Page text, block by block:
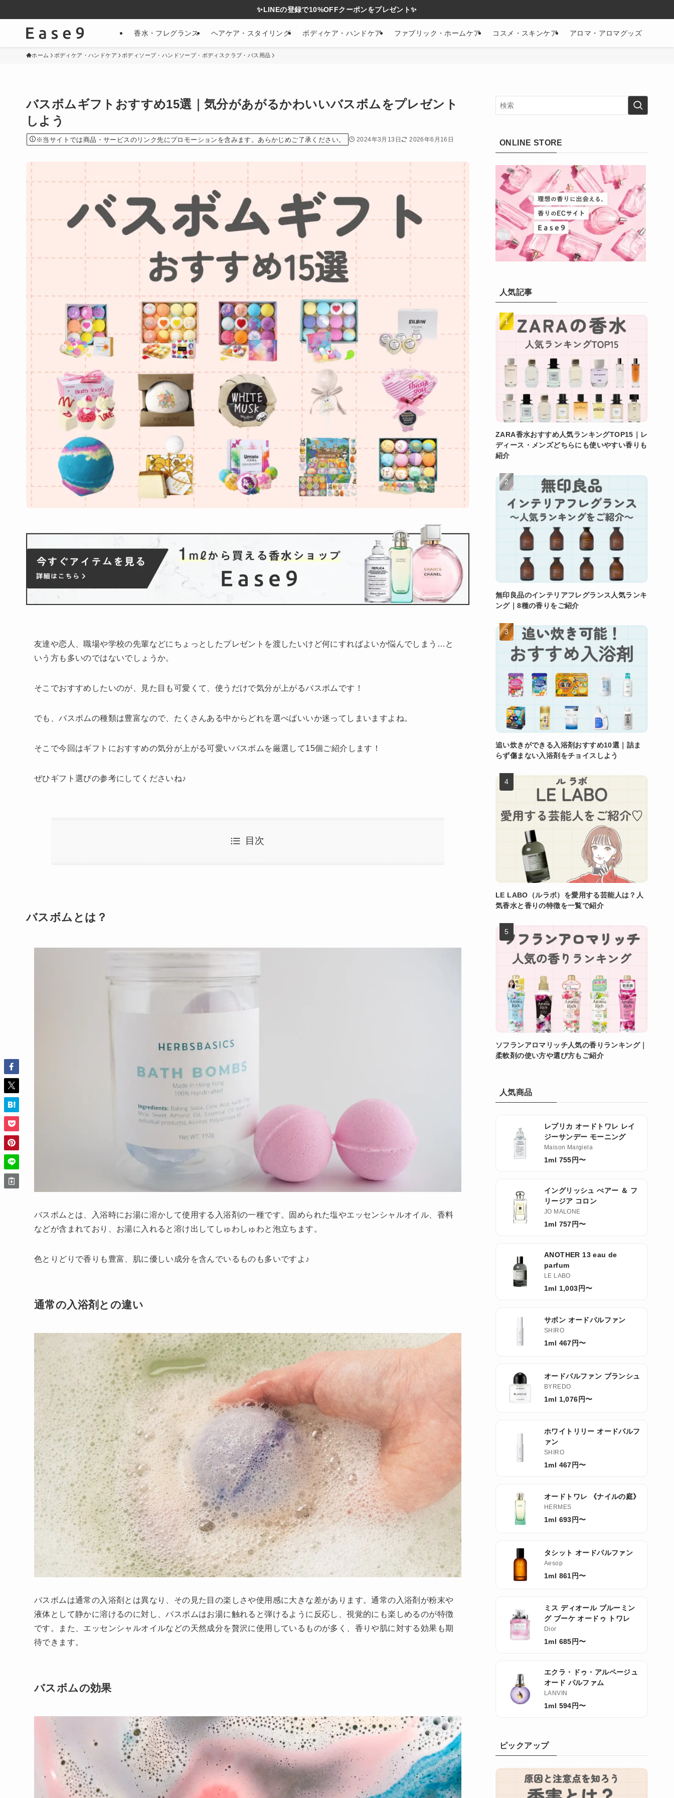
✨LINEの登録で10%OFFクーポンをプレゼント✨
香水・フレグランス ヘアケア・スタイリング ボディケア・ハンドケア ファブリック・ホームケア コスメ・スキンケア アロマ・アロマグッズ
ホーム ボディケア・ハンドケア ボディソープ・ハンドソープ・ボディスクラブ・バス用品
バスボムギフトおすすめ15選｜気分があがるかわいいバスボムをプレゼント
しよう
※当サイトでは商品・サービスのリンク先にプロモーションを含みます。あらかじめご了承ください。 2024年3月13日 2026年6月16日
友達や恋人、職場や学校の先輩などにちょっとしたプレゼントを渡したいけど何にすればよいか悩んでしまう…と
いう方も多いのではないでしょうか。
そこでおすすめしたいのが、見た目も可愛くて、使うだけで気分が上がるバスボムです！
でも、バスボムの種類は豊富なので、たくさんある中からどれを選べばいいか迷ってしまいますよね。
そこで今回はギフトにおすすめの気分が上がる可愛いバスボムを厳選して15個ご紹介します！
ぜひギフト選びの参考にしてくださいね♪
目次
バスボムとは？
バスボムとは、入浴時にお湯に溶かして使用する入浴剤の一種です。固められた塩やエッセンシャルオイル、香料
などが含まれており、お湯に入れると溶け出してしゅわしゅわと泡立ちます。
色とりどりで香りも豊富、肌に優しい成分を含んでいるものも多いですよ♪
通常の入浴剤との違い
バスボムは通常の入浴剤とは異なり、その見た目の楽しさや使用感に大きな差があります。通常の入浴剤が粉末や
液体として静かに溶けるのに対し、バスボムはお湯に触れると弾けるように反応し、視覚的にも楽しめるのが特徴
です。また、エッセンシャルオイルなどの天然成分を贅沢に使用しているものが多く、香りや肌に対する効果も期
待できます。
バスボムの効果
ONLINE STORE
人気記事
ZARA香水おすすめ人気ランキングTOP15｜レ
ディース・メンズどちらにも使いやすい香りも
紹介
無印良品のインテリアフレグランス人気ランキ
ング｜8種の香りをご紹介
追い炊きができる入浴剤おすすめ10選｜詰ま
らず傷まない入浴剤をチョイスしよう
LE LABO（ルラボ）を愛用する芸能人は？人
気香水と香りの特徴を一覧で紹介
ソフランアロマリッチ人気の香りランキング｜
柔軟剤の使い方や選び方もご紹介
人気商品
レプリカ オードトワレ レイ
ジーサンデー モーニング
Maison Margiela
1ml 755円〜
イングリッシュ ぺアー ＆ フ
リージア コロン
JO MALONE
1ml 757円〜
ANOTHER 13 eau de
parfum
LE LABO
1ml 1,003円〜
サボン オードパルファン
SHIRO
1ml 467円〜
オードパルファン ブランシュ
BYREDO
1ml 1,076円〜
ホワイトリリー オードパルフ
ァン
SHIRO
1ml 467円〜
オードトワレ 《ナイルの庭》
HERMES
1ml 693円〜
タシット オードパルファン
Aesop
1ml 861円〜
ミス ディオール ブルーミン
グ ブーケ オードゥ トワレ
Dior
1ml 685円〜
エクラ・ドゥ・アルページュ
オード パルファム
LANVIN
1ml 594円〜
ピックアップ